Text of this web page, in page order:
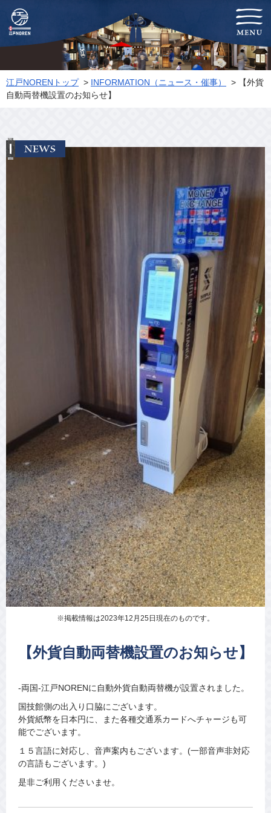
江戸NORENトップ > INFORMATION（ニュース・催事）
> 【外貨
自動両替機設置のお知らせ】
※掲載情報は2023年12月25日現在のものです。
【外貨自動両替機設置のお知らせ】
-両国‐江戸NORENに自動外貨自動両替機が設置されました。
国技館側の出入り口脇にございます。
外貨紙幣を日本円に、また各種交通系カードへチャージも可
能でございます。
１５言語に対応し、音声案内もございます。(一部音声非対応
の言語もございます。)
是非ご利用くださいませ。